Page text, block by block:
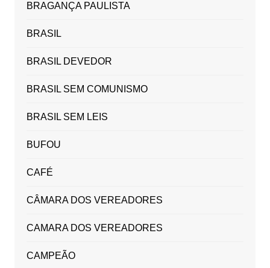
BRAGANÇA PAULISTA
BRASIL
BRASIL DEVEDOR
BRASIL SEM COMUNISMO
BRASIL SEM LEIS
BUFOU
CAFÉ
CÂMARA DOS VEREADORES
CAMARA DOS VEREADORES
CAMPEÃO